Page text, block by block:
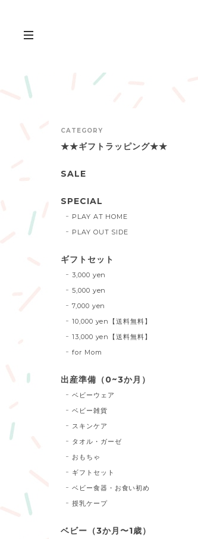
CATEGORY
★★ギフトラッピング★★
SALE
SPECIAL
PLAY AT HOME
PLAY OUT SIDE
ギフトセット
3,000 yen
5,000 yen
7,000 yen
10,000 yen【送料無料】
13,000 yen【送料無料】
for Mom
出産準備（0~3か月）
ベビーウェア
ベビー雑貨
スキンケア
タオル・ガーゼ
おもちゃ
ギフトセット
ベビー食器・お食い初め
授乳ケープ
ベビー（3か月〜1歳）